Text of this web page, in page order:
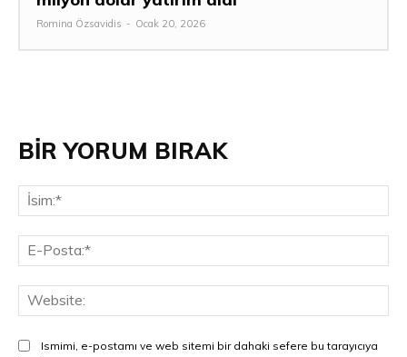
Romina Özsavidis - Ocak 20, 2026
BİR YORUM BIRAK
Ismimi, e-postamı ve web sitemi bir dahaki sefere bu tarayıcıya